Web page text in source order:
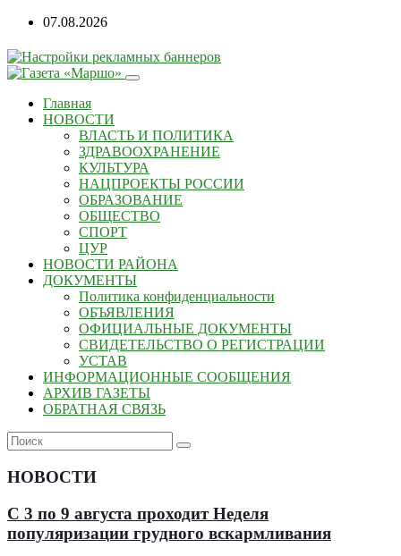
Перейти
содержанию
07.08.2026
Главная
НОВОСТИ
ВЛАСТЬ И ПОЛИТИКА
ЗДРАВООХРАНЕНИЕ
КУЛЬТУРА
НАЦПРОЕКТЫ РОССИИ
ОБРАЗОВАНИЕ
ОБЩЕСТВО
СПОРТ
ЦУР
НОВОСТИ РАЙОНА
ДОКУМЕНТЫ
Политика конфиденциальности
ОБЪЯВЛЕНИЯ
ОФИЦИАЛЬНЫЕ ДОКУМЕНТЫ
СВИДЕТЕЛЬСТВО О РЕГИСТРАЦИИ
УСТАВ
ИНФОРМАЦИОННЫЕ СООБЩЕНИЯ
АРХИВ ГАЗЕТЫ
ОБРАТНАЯ СВЯЗЬ
НОВОСТИ
С 3 по 9 августа проходит Неделя
популяризации грудного вскармливания